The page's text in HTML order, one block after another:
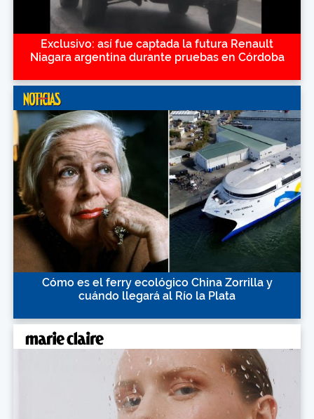
Exclusivo: así fue captada la futura Renault
Niagara argentina durante pruebas en Córdoba
Cómo es el ferry ecológico China Zorrilla y
cuándo llegará al Río la Plata